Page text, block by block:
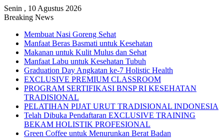
Senin , 10 Agustus 2026
Breaking News
Membuat Nasi Goreng Sehat
Manfaat Beras Basmati untuk Kesehatan
Makanan untuk Kulit Mulus dan Sehat
Manfaat Labu untuk Kesehatan Tubuh
Graduation Day Angkatan ke-7 Holistic Health
EXCLUSIVE PREMIUM CLASSROOM
PROGRAM SERTIFIKASI BNSP RI KESEHATAN
TRADISIONAL
PELATIHAN PIJAT URUT TRADISIONAL INDONESIA
Telah Dibuka Pendaftaran EXCLUSIVE TRAINING
BEKAM HOLISTIK PROFESIONAL
Green Coffee untuk Menurunkan Berat Badan